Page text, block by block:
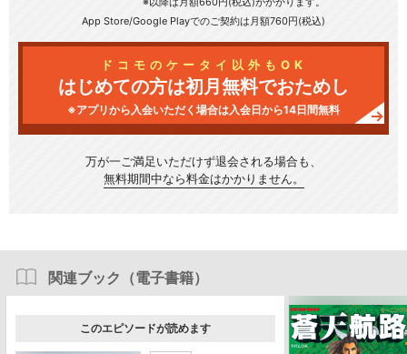
App Store/Google Playでのご契約は月額760円(税込)
ドコモのケータイ以外もOK
はじめての方は初月無料でおためし
※アプリから入会いただく場合は入会日から14日間無料
万が一ご満足いただけず退会される場合も、
無料期間中なら料金はかかりません。
関連ブック（電子書籍）
このエピソードが読めます